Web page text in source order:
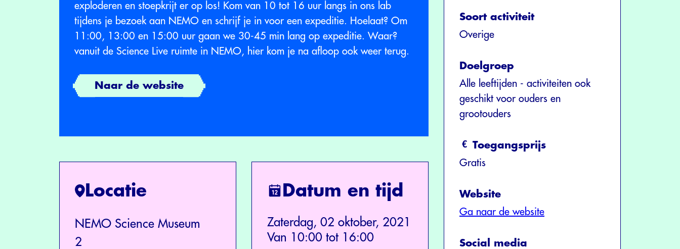
exploderen en stoepkrijt er op los! Kom van 10 tot 16 uur langs in ons lab
tijdens je bezoek aan NEMO en schrijf je in voor een expeditie. Hoelaat? Om
11:00, 13:00 en 15:00 uur gaan we 30-45 min lang op expeditie. Waar?
vanuit de Science Live ruimte in NEMO, hier kom je na afloop ook weer terug.
Naar de website
Locatie
NEMO Science Museum
2
Datum en tijd
Zaterdag, 02 oktober, 2021
Van 10:00 tot 16:00
Soort activiteit
Overige
Doelgroep
Alle leeftijden - activiteiten ook
geschikt voor ouders en
grootouders
Toegangsprijs
Gratis
Website
Ga naar de website
Social media